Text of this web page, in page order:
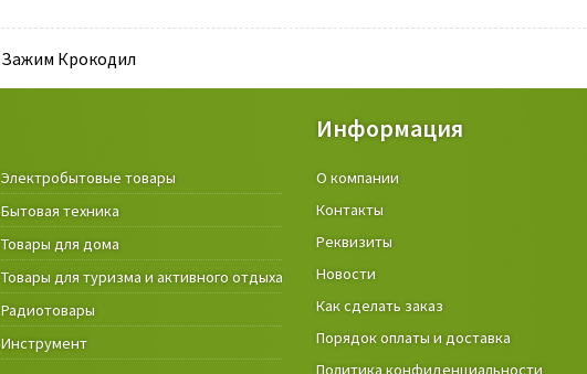
Зажим Крокодил
Электробытовые товары
Бытовая техника
Товары для дома
Товары для туризма и активного отдыха
Радиотовары
Инструмент
Крепёжные изделия и строительные
материалы
Товары и инструмент для дачи, сада,
Фонари
Информация
О компании
Контакты
Реквизиты
Новости
Как сделать заказ
Порядок оплаты и доставка
Политика конфиденциальности